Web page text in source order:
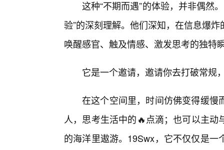
这种“不期而遇”的体验，并非偶然
验”的深刻理解。他们深知，在信息爆
唤醒感官、触及情感、激发思考的独特
它是一个邀请，邀请你去打破常规
在这个空间里，时间仿佛变得缓慢
人，思考生活中的🔥点滴；也可以主
的海洋里遨游。19Swx，它不仅仅是